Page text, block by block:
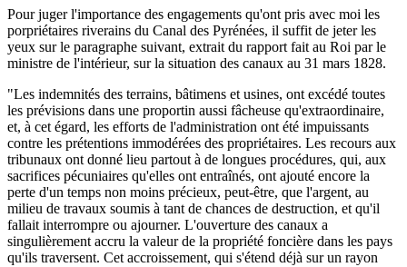
Pour juger l'importance des engagements qu'ont pris avec moi les
porpriétaires riverains du Canal des Pyrénées, il suffit de jeter les
yeux sur le paragraphe suivant, extrait du rapport fait au Roi par le
ministre de l'intérieur, sur la situation des canaux au 31 mars 1828.
"Les indemnités des terrains, bâtimens et usines, ont excédé toutes
les prévisions dans une proportin aussi fâcheuse qu'extraordinaire,
et, à cet égard, les efforts de l'administration ont été impuissants
contre les prétentions immodérées des propriétaires. Les recours aux
tribunaux ont donné lieu partout à de longues procédures, qui, aux
sacrifices pécuniaires qu'elles ont entraînés, ont ajouté encore la
perte d'un temps non moins précieux, peut-être, que l'argent, au
milieu de travaux soumis à tant de chances de destruction, et qu'il
fallait interrompre ou ajourner. L'ouverture des canaux a
singulièrement accru la valeur de la propriété foncière dans les pays
qu'ils traversent. Cet accroissement, qui s'étend déjà sur un rayon